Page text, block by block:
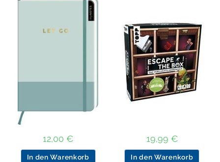
12,00 €
In den Warenkorb
19,99 €
In den Warenkorb